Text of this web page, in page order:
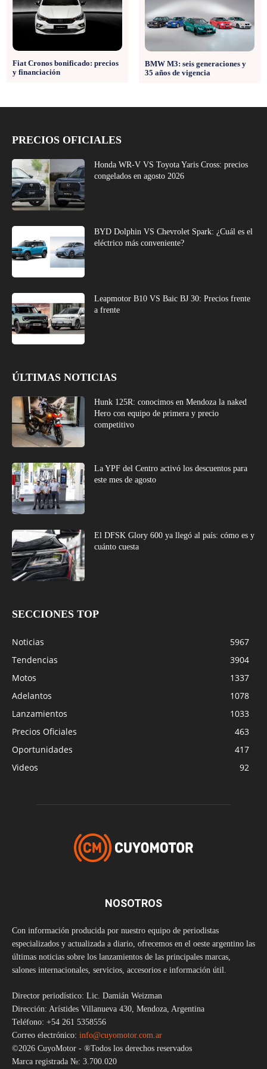
Fiat Cronos bonificado: precios
y financiación
BMW M3: seis generaciones y
35 años de vigencia
PRECIOS OFICIALES
Honda WR-V VS Toyota Yaris Cross: precios
congelados en agosto 2026
BYD Dolphin VS Chevrolet Spark: ¿Cuál es el
eléctrico más conveniente?
Leapmotor B10 VS Baic BJ 30: Precios frente
a frente
ÚLTIMAS NOTICIAS
Hunk 125R: conocimos en Mendoza la naked
Hero con equipo de primera y precio
competitivo
La YPF del Centro activó los descuentos para
este mes de agosto
El DFSK Glory 600 ya llegó al país: cómo es y
cuánto cuesta
SECCIONES TOP
Noticias
5967
Tendencias
3904
Motos
1337
Adelantos
1078
Lanzamientos
1033
Precios Oficiales
463
Oportunidades
417
Videos
92
NOSOTROS
Con información producida por nuestro equipo de periodistas
especializados y actualizada a diario, ofrecemos en el oeste argentino las
últimas noticias sobre los lanzamientos de las principales marcas,
salones internacionales, servicios, accesorios e información útil.
Director periodístico: Lic. Damián Weizman
Dirección: Arístides Villanueva 430, Mendoza, Argentina
Teléfono: +54 261 5358556
Correo electrónico: info@cuyomotor.com.ar
©2026 CuyoMotor - ®Todos los derechos reservados
Marca registrada №: 3.700.020